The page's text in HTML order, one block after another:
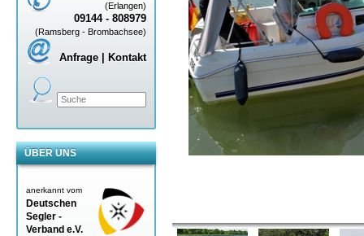
(Erlangen)
09144 - 808979
(Ramsberg - Brombachsee)
Anfrage | Kontakt
ÜBER UNS
anerkannt vom
Deutschen
Segler -
Verband e.V.